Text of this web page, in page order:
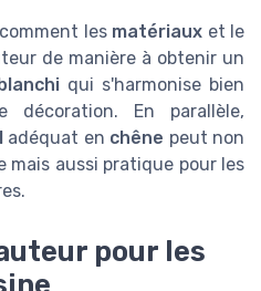
les matériaux et le
de manière à obtenir un
qui s'harmonise bien
En parallèle,
adéquat en chêne peut non
aussi pratique pour les
pour les